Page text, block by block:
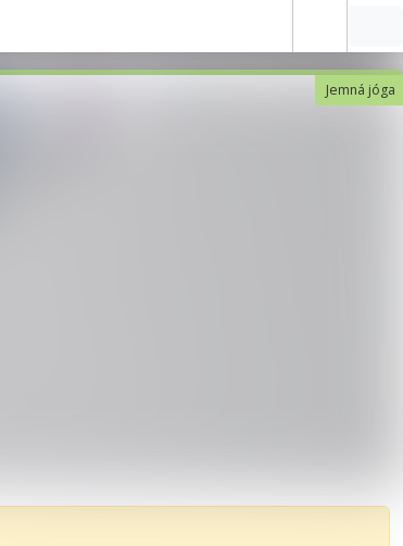
Jemná jóga